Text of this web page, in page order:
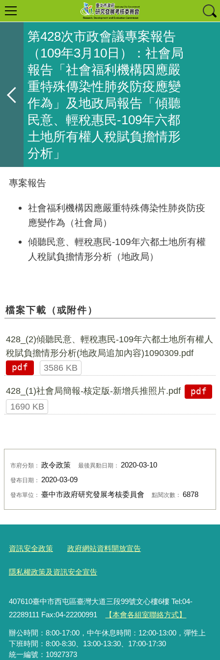
第428次市政會議專案報告
（109年3月10日）：社會局
報告「社會福利機構因應嚴
重特殊傳染性肺炎防疫應變
作為」及地政局報告「傾聽
民意、輕稅惠民-109年六都
土地所有權人稅賦負擔情形
分析」
專案報告
社會福利機構因應嚴重特殊傳染性肺炎防疫
應變作為（社會局）
傾聽民意、輕稅惠民-109年六都土地所有權
人稅賦負擔情形分析（地政局）
檔案下載（或附件）
428_(2)傾聽民意、輕稅惠民-109年六都土地所有權人
稅賦負擔情形分析(地政局追加內容)1090309.pdf
pdf
3586 KB
428_(1)社會局簡報-核定版-新增兵推照片.pdf
pdf
1690 KB
市府分類： 政令政策 最後異動日期： 2020-03-10
發布日期： 2020-03-09
發布單位： 臺中市政府研究發展考核委員會 點閱次數： 6878
資訊安全政策 政府網站資料開放宣告
隱私權政策及資訊安全宣告
407610臺中市西屯區臺灣大道三段99號文心樓6樓 Tel:04-
22289111 Fax:04-22200991
【本會各組室聯絡方式】
辦公時間：8:00-17:00，中午休息時間：12:00-13:00，彈性上
下班時間：8:00-8:30、13:00-13:30、17:00-17:30
統一編號：10927373